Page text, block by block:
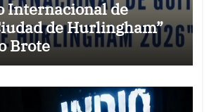
Internacional de
de Hurlingham”
Brote